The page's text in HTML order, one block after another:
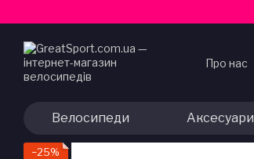
Про нас
Велосипеди Аксесуари
−25%